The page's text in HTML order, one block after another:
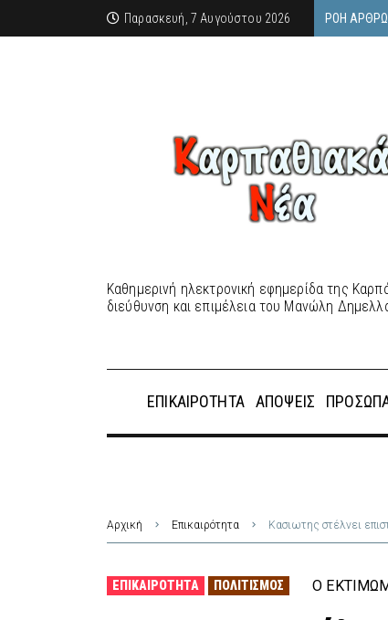
Παρασκευή, 7 Αυγούστου 2026 ΡΟΉ
Καθημερινή ηλεκτρονική εφημερίδα της
διεύθυνση και επιμέλεια του Μανώλη
ΕΠΙΚΑΙΡΌΤΗΤΑ ΑΠΌΨΕΙΣ
Αρχική Επικαιρότητα Κασιωτης στέλνει
ΕΠΙΚΑΙΡΌΤΗΤΑ ΠΟΛΙΤΙΣΜΌΣ Ο